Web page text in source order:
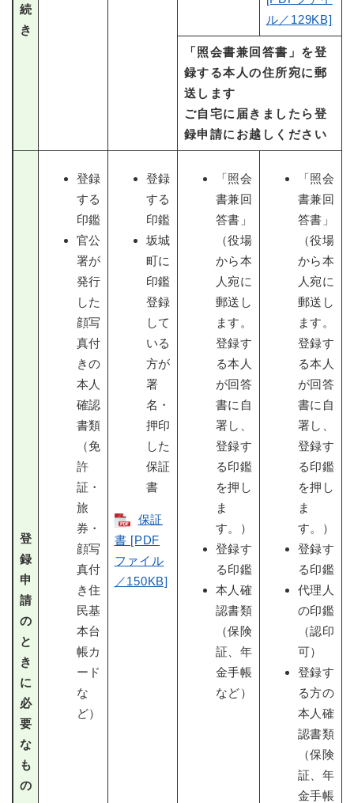
続
き
ル／129KB]
「照会書兼回答書」を登
録する本人の住所宛に郵
送します
ご自宅に届きましたら登
録申請にお越しください
登
録
申
請
の
と
き
に
必
要
な
も
の
登録
する
印鑑
官公
署が
発行
した
顔写
真付
きの
本人
確認
書類
（免
許
証・
旅
券・
顔写
真付
き住
民基
本台
帳カ
ード
な
ど）
登録
する
印鑑
坂城
町に
印鑑
登録
して
いる
方が
署
名・
押印
した
保証
書
保証
書 [PDF
ファイル
／150KB]
「照会
書兼回
答書」
（役場
から本
人宛に
郵送し
ます。
登録す
る本人
が回答
書に自
署し、
登録す
る印鑑
を押し
ま
す。）
登録す
る印鑑
本人確
認書類
（保険
証、年
金手帳
など）
「照会
書兼回
答書」
（役場
から本
人宛に
郵送し
ます。
登録す
る本人
が回答
書に自
署し、
登録す
る印鑑
を押し
ま
す。）
登録す
る印鑑
代理人
の印鑑
（認印
可）
登録す
る方の
本人確
認書類
（保険
証、年
金手帳